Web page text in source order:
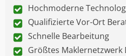
Hochmoderne
Qualifizierte Vor-Ort
Schnelle Bearbeitung
Größtes Maklernetzwerk